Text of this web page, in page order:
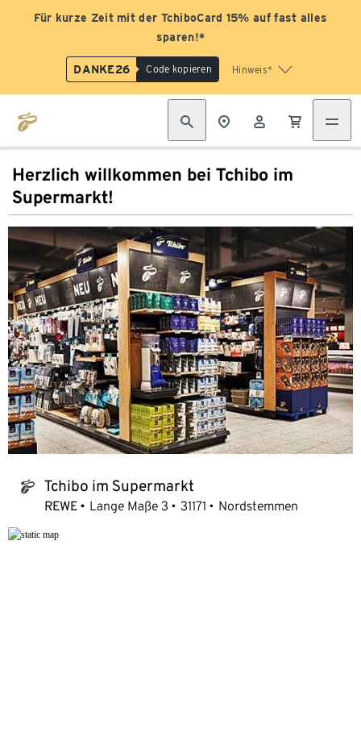
Für kurze Zeit mit der TchiboCard 15% auf fast alles
sparen!*
DANKE26 Code kopieren Hinweis*
Herzlich willkommen bei Tchibo im
Supermarkt!
tchibo_logo Tchibo im Supermarkt
REWE Lange Maße 3 31171 Nordstemmen